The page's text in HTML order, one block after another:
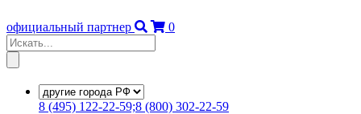
официальный партнер 0
8 (495) 122-22-59;8 (800) 302-22-59